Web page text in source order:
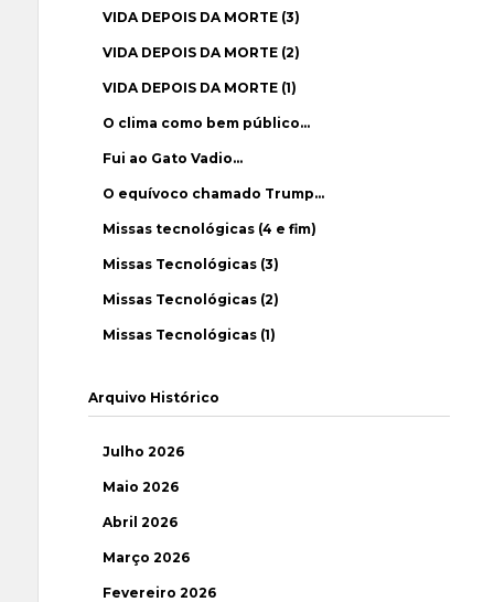
VIDA DEPOIS DA MORTE (3)
VIDA DEPOIS DA MORTE (2)
VIDA DEPOIS DA MORTE (1)
O clima como bem público…
Fui ao Gato Vadio…
O equívoco chamado Trump…
Missas tecnológicas (4 e fim)
Missas Tecnológicas (3)
Missas Tecnológicas (2)
Missas Tecnológicas (1)
Arquivo Histórico
Julho 2026
Maio 2026
Abril 2026
Março 2026
Fevereiro 2026